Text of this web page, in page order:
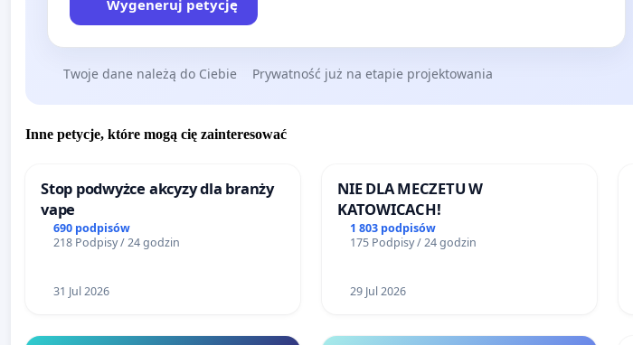
Wygeneruj petycję
Twoje dane należą do Ciebie Prywatność już na etapie projektowania
Inne petycje, które mogą cię zainteresować
Stop podwyżce akcyzy dla branży
vape
690 podpisów
218 Podpisy / 24 godzin
31 Jul 2026
NIE DLA MECZETU W
KATOWICACH!
1 803 podpisów
175 Podpisy / 24 godzin
29 Jul 2026